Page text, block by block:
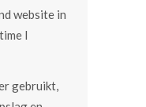
website in
I
gebruikt,